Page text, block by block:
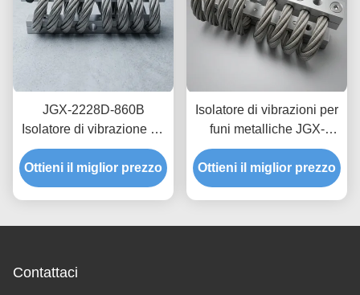
JGX-2228D-860B
Isolatore di vibrazione da
corda di filo di ferro
prototipazione rapida
assemblaggio rapido
personalizzabile
Ottieni il miglior prezzo
Isolatore di vibrazioni per
funi metalliche JGX-
1598D-515B che fornisce
capacità di carico
scalabile e isolamento
struttura
Ottieni il miglior prezzo
Contattaci